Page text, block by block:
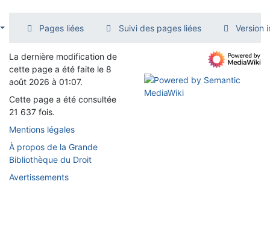
Pages liées Suivi des pages liées Version
La dernière modification de
cette page a été faite le 8
août 2026 à 01:07.
Cette page a été consultée
21 637 fois.
Mentions légales
À propos de la Grande
Bibliothèque du Droit
Avertissements